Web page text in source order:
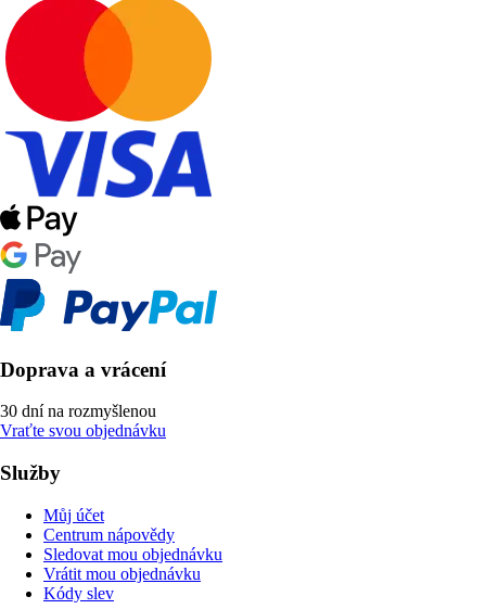
Doprava a vrácení
30 dní na rozmyšlenou
Vraťte svou objednávku
Služby
Můj účet
Centrum nápovědy
Sledovat mou objednávku
Vrátit mou objednávku
Kódy slev